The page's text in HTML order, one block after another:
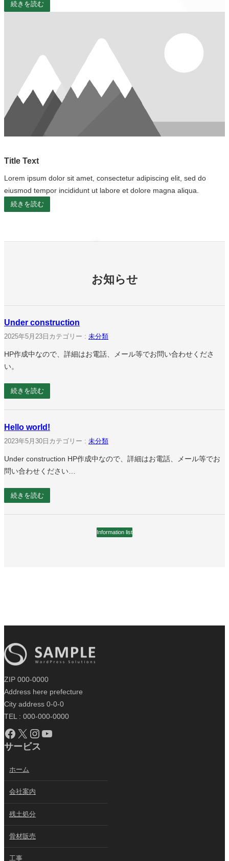
続きを読む
Title Text
Lorem ipsum dolor sit amet, consectetur adipiscing elit, sed do
eiusmod tempor incididunt ut labore et dolore magna aliqua.
続きを読む
お知らせ
Under construction
2025年5月23日 カテゴリー : 未分類
HP作成中なので、詳細はお電話、メール等でお問い合わせくださ
い。
続きを読む
Hello world!
2023年5月30日 カテゴリー : 未分類
Under construction HP作成中なので、詳細はお電話、メール等でお
問い合わせください…
続きを読む
Information list
ZIP 000-0000
Address here prefecture
City address 0-0-0
TEL : 000-000-0000
Facebook X Instagram YouTube
サービス
ホーム
会社案内
残土処分
骨材販売
工事